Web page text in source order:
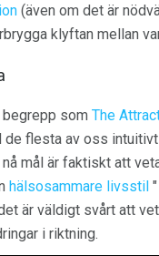
(även om det är
klyftan mellan
begrepp som The
flesta av oss
mål är faktiskt att
hälsosammare livsstil
är väldigt svårt att
i riktning.